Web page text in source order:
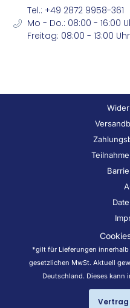
Tel.: +49 2872 9958-361
Mo - Do.: 08:00 - 16:00
Freitag: 08:00 - 13:00 Uhr
*gilt für Lieferungen
gesetzlichen MwSt. Aktuell
Deutschland. Dieses kann
Vertrag